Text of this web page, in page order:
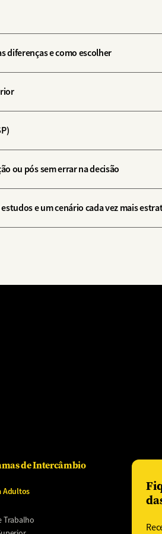
diferenças e como escolher
ou pós sem errar na decisão
e um cenário cada vez mais
de Intercâmbio
Adultos
Trabalho